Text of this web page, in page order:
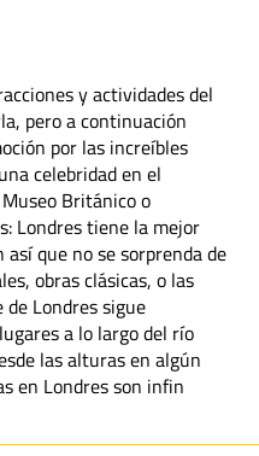
y actividades del
pero a continuación
por las increíbles
celebridad en el
Británico o
Londres tiene la mejor
que no se sorprenda de
obras clásicas, o las
Londres sigue
a lo largo del río
las alturas en algún
en Londres son infin